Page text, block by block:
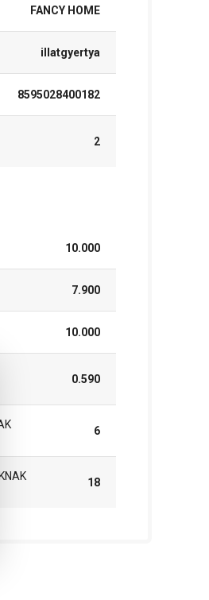
FANCY HOME
illatgyertya
8595028400182
2
10.000
7.900
10.000
0.590
6
18